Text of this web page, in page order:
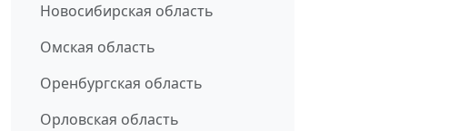
Новосибирская область
Омская область
Оренбургская область
Орловская область